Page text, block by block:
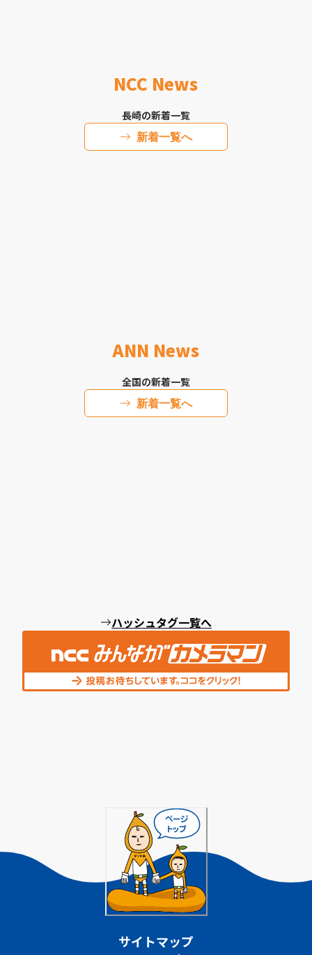
NCC News
長崎の新着一覧
新着一覧へ
ANN News
全国の新着一覧
新着一覧へ
ハッシュタグ一覧へ
サイトマップ